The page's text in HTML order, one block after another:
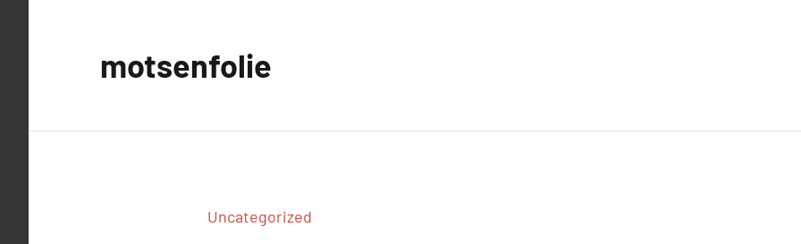
motsenfolie
Uncategorized